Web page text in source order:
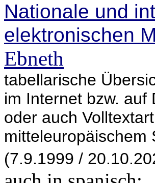
Nationale und
elektronischen
Ebneth
tabellarische
im Internet bzw. auf
oder auch
mitteleuropäischem
(7.9.1999 /